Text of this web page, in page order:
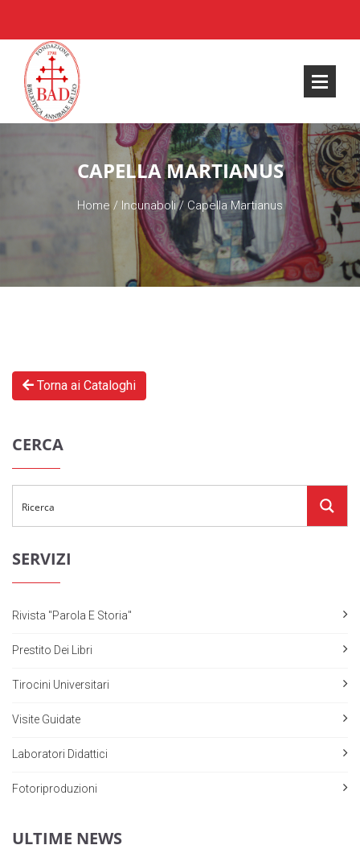
CAPELLA MARTIANUS
Home / Incunaboli/ Capella Martianus
Torna ai Cataloghi
CERCA
SERVIZI
Rivista "Parola E Storia"
Prestito Dei Libri
Tirocini Universitari
Visite Guidate
Laboratori Didattici
Fotoriproduzioni
ULTIME NEWS